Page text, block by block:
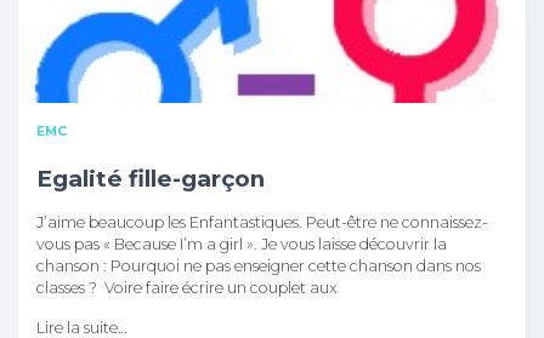
EMC
Egalité fille-garçon
J’aime beaucoup les Enfantastiques. Peut-être ne connaissez-
vous pas « Because I’m a girl ». Je vous laisse découvrir la
chanson : Pourquoi ne pas enseigner cette chanson dans nos
classes ? Voire faire écrire un couplet aux
Lire la suite…